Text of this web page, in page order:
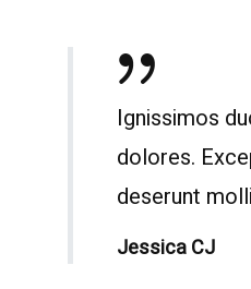
Ignissimos
dolores.
deserunt
Jessica CJ